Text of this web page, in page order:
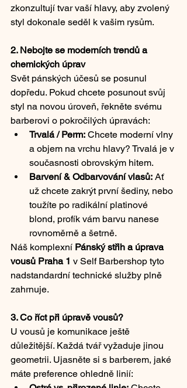
zkonzultují tvar vaší hlavy, aby zvolený
styl dokonale seděl k vašim rysům.
2. Nebojte se moderních trendů a
chemických úprav
Svět pánských účesů se posunul
dopředu. Pokud chcete posunout svůj
styl na novou úroveň, řekněte svému
barberovi o pokročilých úpravách:
Trvalá / Perm: Chcete moderní vlny
a objem na vrchu hlavy? Trvalá je v
současnosti obrovským hitem.
Barvení & Odbarvování vlasů: Ať
už chcete zakrýt první šediny, nebo
toužíte po radikální platinové
blond, profík vám barvu nanese
rovnoměrně a šetrně.
Náš komplexní Pánský střih a úprava
vousů Praha 1 v Self Barbershop tyto
nadstandardní technické služby plně
zahrnuje.
3. Co říct při úpravě vousů?
U vousů je komunikace ještě
důležitější. Každá tvář vyžaduje jinou
geometrii. Ujasněte si s barberem, jaké
máte preference ohledně linií: